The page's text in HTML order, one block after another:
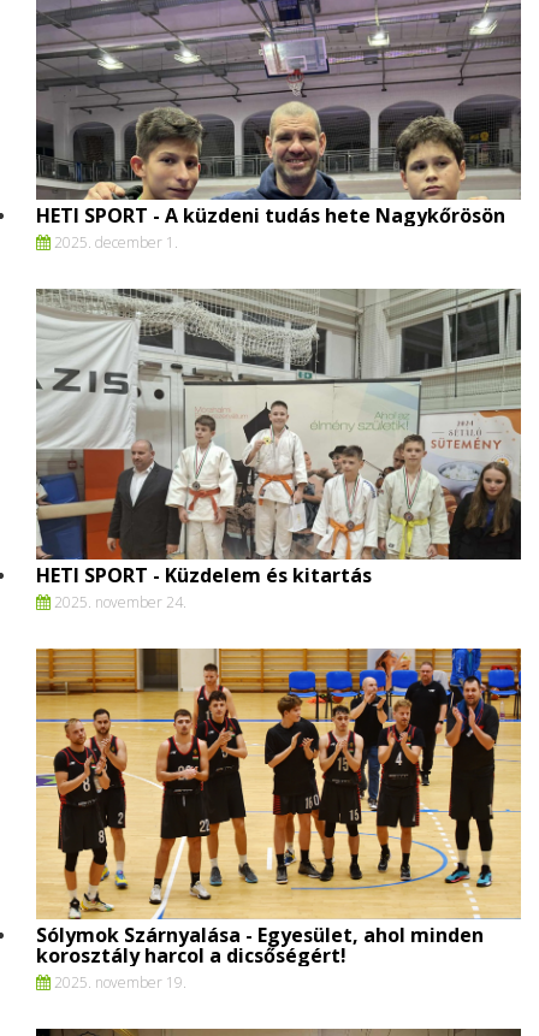
HETI SPORT - A küzdeni tudás hete Nagykőrösön
2025. december 1.
HETI SPORT - Küzdelem és kitartás
2025. november 24.
Sólymok Szárnyalása - Egyesület, ahol minden
korosztály harcol a dicsőségért!
2025. november 19.